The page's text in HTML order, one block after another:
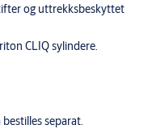
og uttrekksbeskyttet
CLIQ sylindere.
separat.